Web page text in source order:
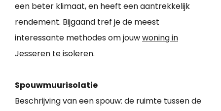
een beter klimaat, en heeft een aantrekkelijk
rendement. Bijgaand tref je de meest
interessante methodes om jouwwoning in
Jesseren te isoleren.
Spouwmuurisolatie
Beschrijving van een spouw: de ruimte tussen de